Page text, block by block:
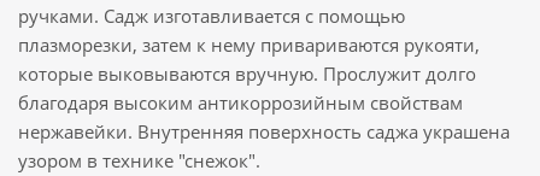
ручками. Садж изготавливается с помощью
плазморезки, затем к нему привариваются рукояти,
которые выковываются вручную. Прослужит долго
благодаря высоким антикоррозийным свойствам
нержавейки. Внутренняя поверхность саджа украшена
узором в технике "снежок".